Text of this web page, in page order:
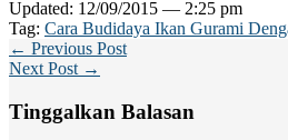
Updated: 12/09/2015 — 2:25 pm
Tag: Cara Budidaya Ikan Gurami
← Previous Post
Next Post →
Tinggalkan Balasan